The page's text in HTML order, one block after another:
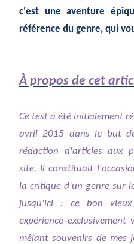
c'est une aventure
référence du genre, qui
À propos de cet
Ce test a été initialement
avril 2015 dans le but
rédaction d'articles aux
site. Il constituait
la critique d'un genre sur
jusqu'ici : ce bon
expérience exclusivement
mêlant souvenirs de mes